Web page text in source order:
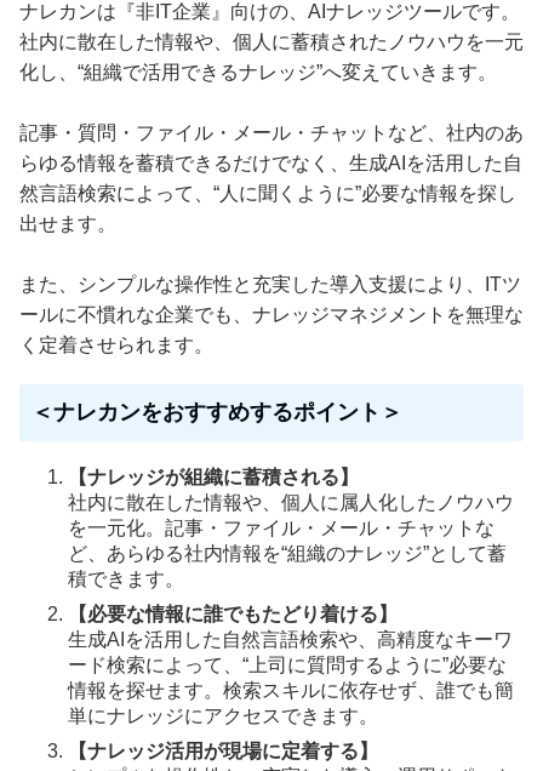
ナレカンは『非IT企業』向けの、AIナレッジツールです。
社内に散在した情報や、個人に蓄積されたノウハウを一元
化し、“組織で活用できるナレッジ”へ変えていきます。
記事・質問・ファイル・メール・チャットなど、社内のあ
らゆる情報を蓄積できるだけでなく、生成AIを活用した自
然言語検索によって、“人に聞くように”必要な情報を探し
出せます。
また、シンプルな操作性と充実した導入支援により、ITツ
ールに不慣れな企業でも、ナレッジマネジメントを無理な
く定着させられます。
＜ナレカンをおすすめするポイント＞
【ナレッジが組織に蓄積される】
社内に散在した情報や、個人に属人化したノウハウ
を一元化。記事・ファイル・メール・チャットな
ど、あらゆる社内情報を“組織のナレッジ”として蓄
積できます。
【必要な情報に誰でもたどり着ける】
生成AIを活用した自然言語検索や、高精度なキーワ
ード検索によって、“上司に質問するように”必要な
情報を探せます。検索スキルに依存せず、誰でも簡
単にナレッジにアクセスできます。
【ナレッジ活用が現場に定着する】